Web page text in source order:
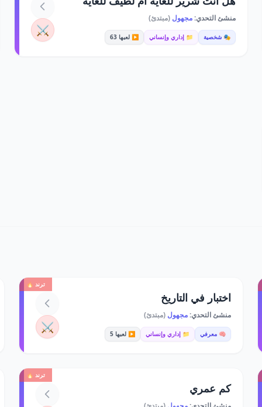
منشئ التحدي:مجهول (مبتدئ)
🎭 شخصية 📁 إداري وإنساني ▶️ لعبها 63 ⚔️
ترند 🔥
اختبار في التاريخ
منشئ التحدي:مجهول(مبتدئ)
🧠 معرفي 📁 إداري وإنساني ▶️ لعبها 5 ⚔️
ترند 🔥
كم عمري